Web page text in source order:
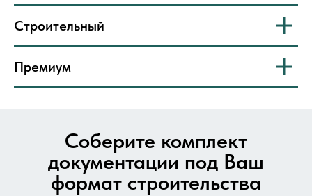
Строительный
Премиум
Соберите комплект
документации под Ваш
формат строительства